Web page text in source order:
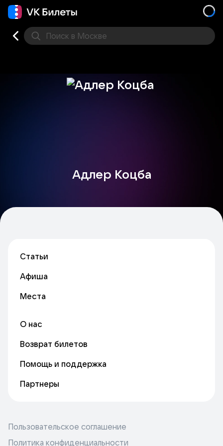
Поиск в Москве
Адлер Коцба
Статьи
Афиша
Места
О нас
Возврат билетов
Помощь и поддержка
Партнеры
Пользовательское соглашение
Политика конфиденциальности